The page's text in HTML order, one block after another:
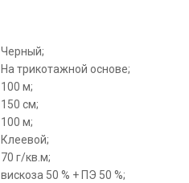
Черный;
На трикотажной основе;
100 м;
150 см;
100 м;
Клеевой;
70 г/кв.м;
вискоза 50 % + ПЭ 50 %;